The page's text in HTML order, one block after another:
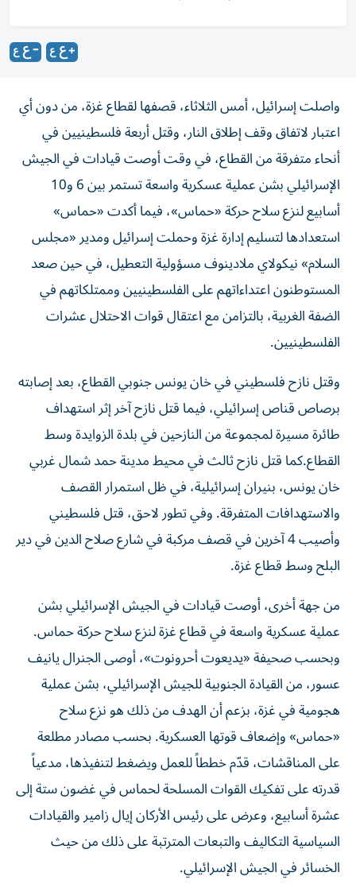
واصلت إسرائيل، أمس الثلاثاء، قصفها لقطاع غزة، من دون أي
اعتبار لاتفاق وقف إطلاق النار، وقتل أربعة فلسطينيين في
أنحاء متفرقة من القطاع، في وقت أوصت قيادات في الجيش
الإسرائيلي بشن عملية عسكرية واسعة تستمر بين 6 و10
أسابيع لنزع سلاح حركة «حماس»، فيما أكدت «حماس»
استعدادها لتسليم إدارة غزة وحملت إسرائيل ومدير «مجلس
السلام» نيكولاي ملادينوف مسؤولية التعطيل، في حين صعد
المستوطنون اعتداءاتهم على الفلسطينيين وممتلكاتهم في
الضفة الغربية، بالتزامن مع اعتقال قوات الاحتلال عشرات
الفلسطينيين.
وقتل نازح فلسطيني في خان يونس جنوبي القطاع، بعد إصابته
برصاص قناص إسرائيلي، فيما قتل نازح آخر إثر استهداف
طائرة مسيرة لمجموعة من النازحين في بلدة الزوايدة وسط
القطاع.كما قتل نازح ثالث في محيط مدينة حمد شمال غربي
خان يونس، بنيران إسرائيلية، في ظل استمرار القصف
والاستهدافات المتفرقة. وفي تطور لاحق، قتل فلسطيني
وأصيب 4 آخرين في قصف مركبة في شارع صلاح الدين في دير
البلح وسط قطاع غزة.
من جهة أخرى، أوصت قيادات في الجيش الإسرائيلي بشن
عملية عسكرية واسعة في قطاع غزة لنزع سلاح حركة حماس.
وبحسب صحيفة «يديعوت أحرونوت»، أوصى الجنرال يانيف
عسور، من القيادة الجنوبية للجيش الإسرائيلي، بشن عملية
هجومية في غزة، بزعم أن الهدف من ذلك هو نزع سلاح
«حماس» وإضعاف قوتها العسكرية. بحسب مصادر مطلعة
على المناقشات، قدّم خططاً للعمل ويضغط لتنفيذها، مدعياً
قدرته على تفكيك القوات المسلحة لحماس في غضون ستة إلى
عشرة أسابيع، وعرض على رئيس الأركان إيال زامير والقيادات
السياسية التكاليف والتبعات المترتبة على ذلك من حيث
الخسائر في الجيش الإسرائيلي.